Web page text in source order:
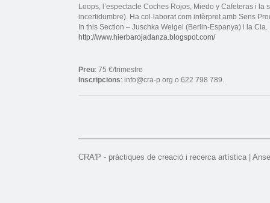
Loops, l’espectacle Coches Rojos, Miedo y Cafeteras i
incertidumbre). Ha col·laborat com intèrpret amb Sens
In this Section – Juschka Weigel (Berlin-Espanya) i la
http://www.hierbarojadanza.blogspot.com/
Preu: 75 €/trimestre
Inscripcions: info@cra-p.org o 622 798 789.
CRA'P - pràctiques de creació i recerca artística |